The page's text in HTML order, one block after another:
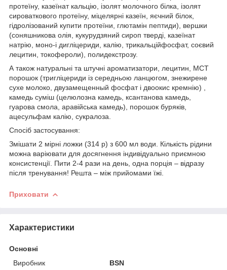
протеїну, казеїнат кальцію, ізолят молочного білка, ізолят
сироваткового протеїну, міцелярні казеїн, яєчний білок,
гідролізований купити протеїни, глютамін пептиди), вершки
(соняшникова олія, кукурудзяний сироп тверді, казеїнат
натрію, моно-і дигліцериди, калію, трикальційфосфат, соєвий
лецитин, токофероли), полидекстрозу.
А також натуральні та штучні ароматизатори, лецитин, MCT
порошок (тригліцериди із середньою ланцюгом, знежирене
сухе молоко, двузамещенный фосфат і двоокис кремнію) ,
камедь суміш (целюлозна камедь, ксантанова камедь,
гуарова смола, аравійська камедь), порошок буряків,
ацесульфам калію, сукралоза.
Спосіб застосування:
Змішати 2 мірні ложки (314 р) з 600 мл води. Кількість рідини
можна варіювати для досягнення індивідуально приємною
консистенції. Пити 2-4 рази на день, одна порція – відразу
після тренування! Решта – між прийомами їжі.
Приховати
Характеристики
Основні
Виробник
BSN